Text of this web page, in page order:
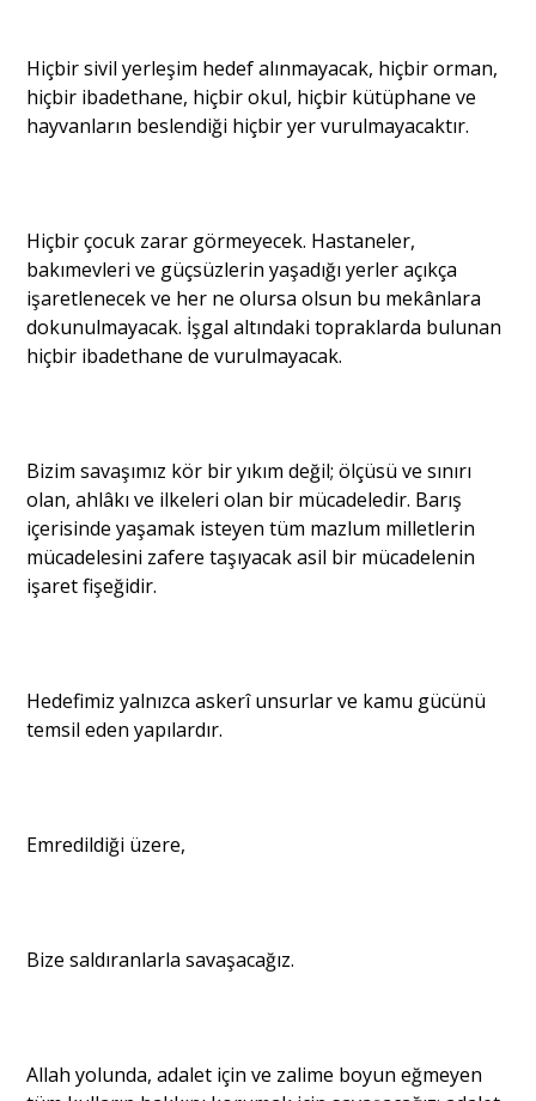
Hiçbir sivil yerleşim hedef alınmayacak, hiçbir orman,
hiçbir ibadethane, hiçbir okul, hiçbir kütüphane ve
hayvanların beslendiği hiçbir yer vurulmayacaktır.
Hiçbir çocuk zarar görmeyecek. Hastaneler,
bakımevleri ve güçsüzlerin yaşadığı yerler açıkça
işaretlenecek ve her ne olursa olsun bu mekânlara
dokunulmayacak. İşgal altındaki topraklarda bulunan
hiçbir ibadethane de vurulmayacak.
Bizim savaşımız kör bir yıkım değil; ölçüsü ve sınırı
olan, ahlâkı ve ilkeleri olan bir mücadeledir. Barış
içerisinde yaşamak isteyen tüm mazlum milletlerin
mücadelesini zafere taşıyacak asil bir mücadelenin
işaret fişeğidir.
Hedefimiz yalnızca askerî unsurlar ve kamu gücünü
temsil eden yapılardır.
Emredildiği üzere,
Bize saldıranlarla savaşacağız.
Allah yolunda, adalet için ve zalime boyun eğmeyen